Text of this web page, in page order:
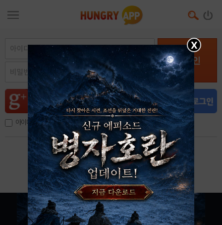
로그인
아이디, 이메일 저장
아이디 / 비밀번호 찾기 회원가입
X